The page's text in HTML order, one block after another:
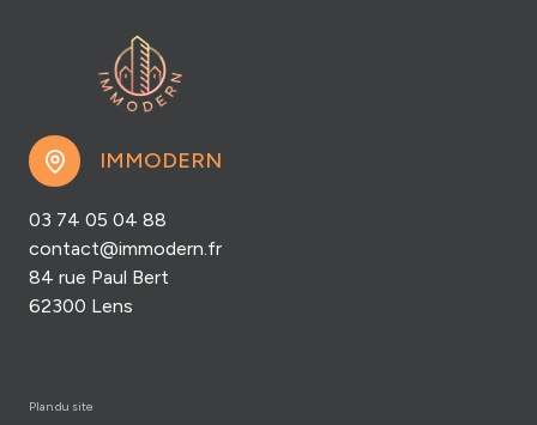
IMMODERN
03 74 05 04 88
contact@immodern.fr
84 rue Paul Bert
62300 Lens
plan du site